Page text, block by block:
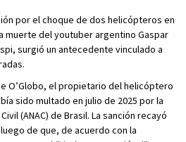
por el choque de dos helicópteros en
muerte del youtuber argentino Gaspar
surgió un antecedente vinculado a
O’Globo, el propietario del helicóptero
sido multado en julio de 2025 por la
(ANAC) de Brasil. La sanción recayó
de que, de acuerdo con la